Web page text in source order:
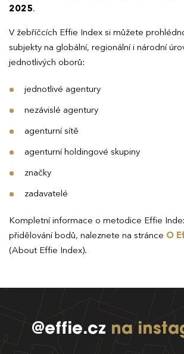
EFFIE 2026
2025.
V žebříčcích Effie Index si můžete
subjekty na globální, regionální i národní
jednotlivých oborů:
jednotlivé agentury
nezávislé agentury
agenturní sítě
agenturní holdingové skupiny
značky
zadavatelé
Kompletní informace o metodice Effie
přidělování bodů, naleznete na stránce O
(About Effie Index).
@effie.cz na